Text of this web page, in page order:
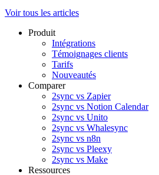
Voir tous les articles
Produit
Intégrations
Témoignages clients
Tarifs
Nouveautés
Comparer
2sync vs Zapier
2sync vs Notion Calendar
2sync vs Unito
2sync vs Whalesync
2sync vs n8n
2sync vs Pleexy
2sync vs Make
Ressources